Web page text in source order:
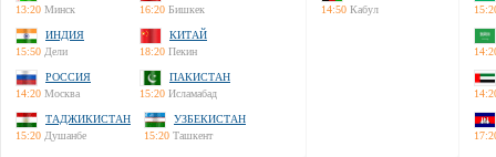
13:20 Минск
16:20 Бишкек
ИНДИЯ
15:50 Дели
КИТАЙ
18:20 Пекин
РОССИЯ
14:20 Москва
ПАКИСТАН
15:20 Исламабад
ТАДЖИКИСТАН
15:20 Душанбе
УЗБЕКИСТАН
15:20 Ташкент
14:50 Кабул